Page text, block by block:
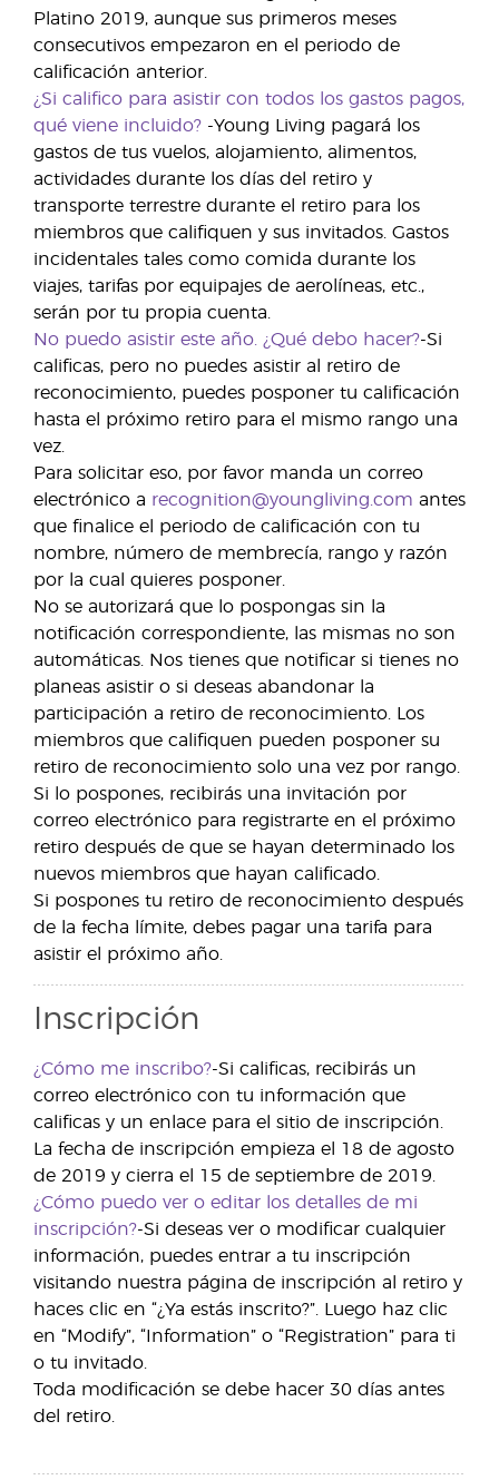
Platino 2019, aunque sus primeros meses
consecutivos empezaron en el periodo de
calificación anterior.
¿Si califico para asistir con todos los gastos pagos,
qué viene incluido? -Young Living pagará los
gastos de tus vuelos, alojamiento, alimentos,
actividades durante los días del retiro y
transporte terrestre durante el retiro para los
miembros que califiquen y sus invitados. Gastos
incidentales tales como comida durante los
viajes, tarifas por equipajes de aerolíneas, etc.,
serán por tu propia cuenta.
No puedo asistir este año. ¿Qué debo hacer?-Si
calificas, pero no puedes asistir al retiro de
reconocimiento, puedes posponer tu calificación
hasta el próximo retiro para el mismo rango una
vez.
Para solicitar eso, por favor manda un correo
electrónico a recognition@youngliving.com antes
que finalice el periodo de calificación con tu
nombre, número de membrecía, rango y razón
por la cual quieres posponer.
No se autorizará que lo pospongas sin la
notificación correspondiente, las mismas no son
automáticas. Nos tienes que notificar si tienes no
planeas asistir o si deseas abandonar la
participación a retiro de reconocimiento. Los
miembros que califiquen pueden posponer su
retiro de reconocimiento solo una vez por rango.
Si lo pospones, recibirás una invitación por
correo electrónico para registrarte en el próximo
retiro después de que se hayan determinado los
nuevos miembros que hayan calificado.
Si pospones tu retiro de reconocimiento después
de la fecha límite, debes pagar una tarifa para
asistir el próximo año.
Inscripción
¿Cómo me inscribo?-Si calificas, recibirás un
correo electrónico con tu información que
calificas y un enlace para el sitio de inscripción.
La fecha de inscripción empieza el 18 de agosto
de 2019 y cierra el 15 de septiembre de 2019.
¿Cómo puedo ver o editar los detalles de mi
inscripción?-Si deseas ver o modificar cualquier
información, puedes entrar a tu inscripción
visitando nuestra página de inscripción al retiro y
haces clic en “¿Ya estás inscrito?”. Luego haz clic
en “Modify”, “Information” o “Registration” para ti
o tu invitado.
Toda modificación se debe hacer 30 días antes
del retiro.